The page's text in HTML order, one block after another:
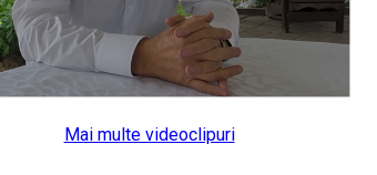
Mai multe videoclipuri